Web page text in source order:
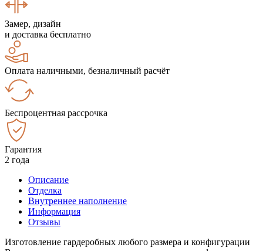
Замер, дизайн
и доставка бесплатно
Оплата наличными, безналичный расчёт
Беспроцентная рассрочка
Гарантия
2 года
Описание
Отделка
Внутреннее наполнение
Информация
Отзывы
Изготовление гардеробных любого размера и конфигурации